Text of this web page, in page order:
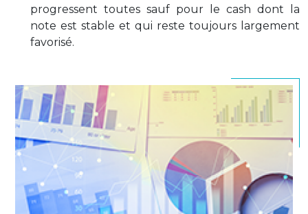
progressent toutes sauf pour le cash dont la
note est stable et qui reste toujours largement
favorisé.